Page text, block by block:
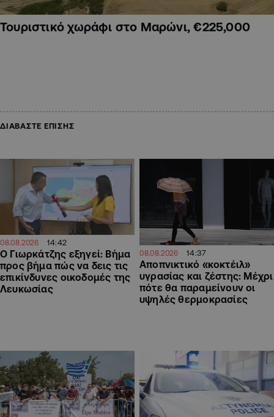
Τουριστικό χωράφι στο Μαρώνι, €225,000
ΔΙΑΒΑΣΤΕ ΕΠΙΣΗΣ
08.08.2026 14:42
Ο Γιωρκάτζης εξηγεί: Βήμα
προς βήμα πώς να δεις τις
επικίνδυνες οικοδομές της
Λευκωσίας
08.08.2026 14:37
Αποπνικτικό «κοκτέιλ»
υγρασίας και ζέστης: Μέχρι
πότε θα παραμείνουν οι
υψηλές θερμοκρασίες